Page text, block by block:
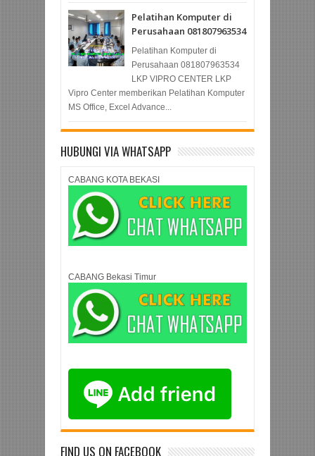
Pelatihan Komputer di
Perusahaan 081807963534
Pelatihan Komputer di
Perusahaan 081807963534
LKP VIPRO CENTER LKP
Vipro Center memberikan Pelatihan Komputer
MS Office, Excel Advance...
HUBUNGI VIA WHATSAPP
CABANG KOTA BEKASI
CABANG Bekasi Timur
FIND US ON FACEBOOK